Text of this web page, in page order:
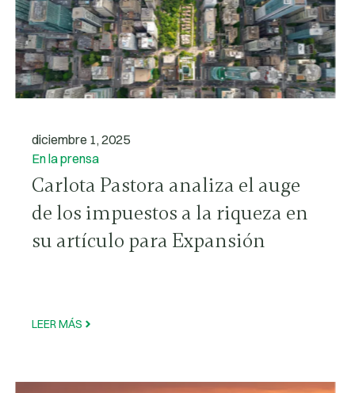
diciembre 1, 2025
En la prensa
Carlota Pastora analiza el auge
de los impuestos a la riqueza en
su artículo para Expansión
LEER MÁS